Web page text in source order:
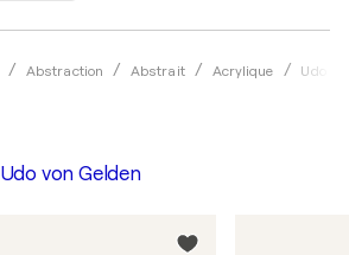
Abstraction Abstrait Acrylique Udo
Udo von Gelden